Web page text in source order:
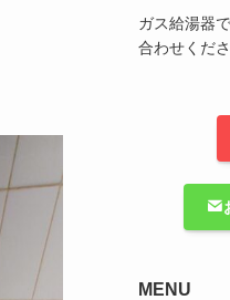
ガス給湯器
合わせくださ
MENU